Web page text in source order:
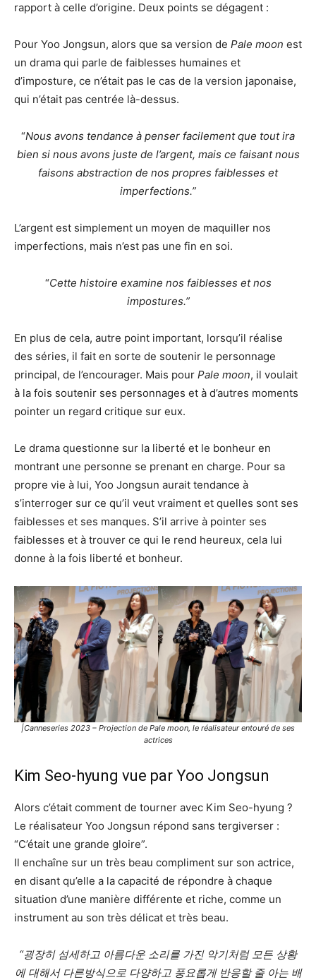
rapport à celle d’origine. Deux points se dégagent :
Pour Yoo Jongsun, alors que sa version de Pale moon est
un drama qui parle de faiblesses humaines et
d’imposture, ce n’était pas le cas de la version japonaise,
qui n’était pas centrée là-dessus.
“Nous avons tendance à penser facilement que tout ira
bien si nous avons juste de l’argent, mais ce faisant nous
faisons abstraction de nos propres faiblesses et
imperfections.”
L’argent est simplement un moyen de maquiller nos
imperfections, mais n’est pas une fin en soi.
“Cette histoire examine nos faiblesses et nos
impostures.”
En plus de cela, autre point important, lorsqu’il réalise
des séries, il fait en sorte de soutenir le personnage
principal, de l’encourager. Mais pour Pale moon, il voulait
à la fois soutenir ses personnages et à d’autres moments
pointer un regard critique sur eux.
Le drama questionne sur la liberté et le bonheur en
montrant une personne se prenant en charge. Pour sa
propre vie à lui, Yoo Jongsun aurait tendance à
s’interroger sur ce qu’il veut vraiment et quelles sont ses
faiblesses et ses manques. S’il arrive à pointer ses
faiblesses et à trouver ce qui le rend heureux, cela lui
donne à la fois liberté et bonheur.
|Canneseries 2023 – Projection de Pale moon, le réalisateur entouré de ses
actrices
Kim Seo-hyung vue par Yoo Jongsun
Alors c’était comment de tourner avec Kim Seo-hyung ?
Le réalisateur Yoo Jongsun répond sans tergiverser :
“C’était une grande gloire”.
Il enchaîne sur un très beau compliment sur son actrice,
en disant qu’elle a la capacité de répondre à chaque
situation d’une manière différente et riche, comme un
instrument au son très délicat et très beau.
“굉장히 섬세하고 아름다운 소리를 가진 악기처럼 모든 상황
에 대해서 다른방식으로 다양하고 풍요롭게 반응할 줄 아는 배